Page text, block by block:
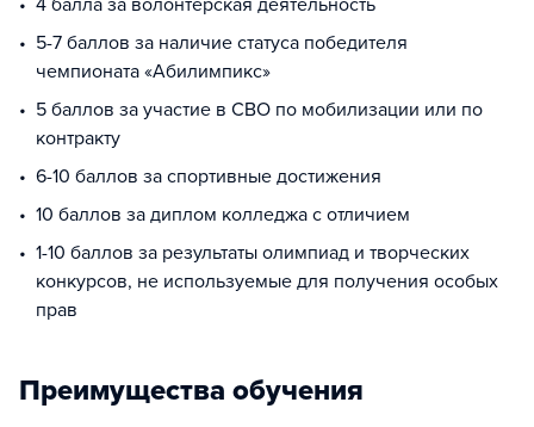
4 балла за волонтерская деятельность
5-7 баллов за наличие статуса победителя
чемпионата «Абилимпикс»
5 баллов за участие в СВО по мобилизации или по
контракту
6-10 баллов за спортивные достижения
10 баллов за диплом колледжа с отличием
1-10 баллов за результаты олимпиад и творческих
конкурсов, не используемые для получения особых
прав
Преимущества обучения